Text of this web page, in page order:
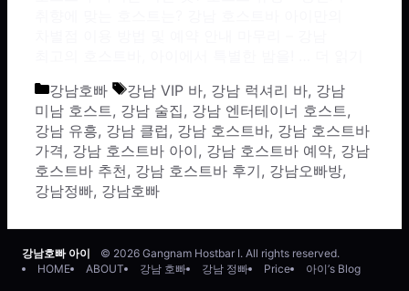
카테고리
강남호빠 태그
강남 VIP 바, 강남 럭셔리 바, 강남
미남 호스트 , 강남 술집, 강남 엔터테이너 호스트 ,
강남 유흥, 강남 클럽, 강남 호스트바, 강남 호스트바
가격, 강남 호스트바 아이, 강남 호스트바 예약, 강남
호스트바 추천, 강남 호스트바 후기, 강남오빠방,
강남정빠, 강남호빠
강남호빠 아이
© 2026 Gangnam Hostbar I. All rights reserved.
HOME
ABOUT 강남 호빠 강남 정빠 Price 아이’s Blog